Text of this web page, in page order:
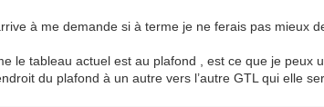
à me demande si à terme je ne ferais pas mieux
le tableau actuel est au plafond , est ce que je
du plafond à un autre vers l’autre GTL qui elle